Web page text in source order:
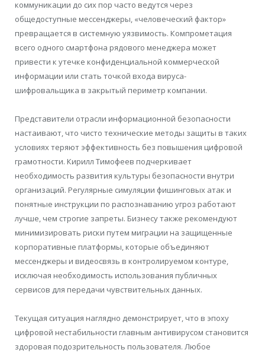
коммуникации до сих пор часто ведутся через
общедоступные мессенджеры, «человеческий фактор»
превращается в системную уязвимость. Компрометация
всего одного смартфона рядового менеджера может
привести к утечке конфиденциальной коммерческой
информации или стать точкой входа вируса-
шифровальщика в закрытый периметр компании.
Представители отрасли информационной безопасности
настаивают, что чисто технические методы защиты в таких
условиях теряют эффективность без повышения цифровой
грамотности. Кирилл Тимофеев подчеркивает
необходимость развития культуры безопасности внутри
организаций. Регулярные симуляции фишинговых атак и
понятные инструкции по распознаванию угроз работают
лучше, чем строгие запреты. Бизнесу также рекомендуют
минимизировать риски путем миграции на защищенные
корпоративные платформы, которые объединяют
мессенджеры и видеосвязь в контролируемом контуре,
исключая необходимость использования публичных
сервисов для передачи чувствительных данных.
Текущая ситуация наглядно демонстрирует, что в эпоху
цифровой нестабильности главным антивирусом становится
здоровая подозрительность пользователя. Любое